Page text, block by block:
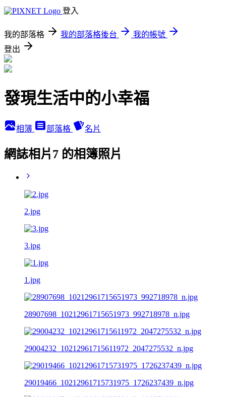
登入
我的部落格 我的部落格後台
我的帳號
登出
發現生活中的小幸福
相簿 部落格 名片
網誌相片7 的相簿照片
2.jpg
3.jpg
1.jpg
28907698_10212961715651973_992718978_n.jpg
29004232_10212961715611972_2047275532_n.jpg
29019466_10212961715731975_1726237439_n.jpg